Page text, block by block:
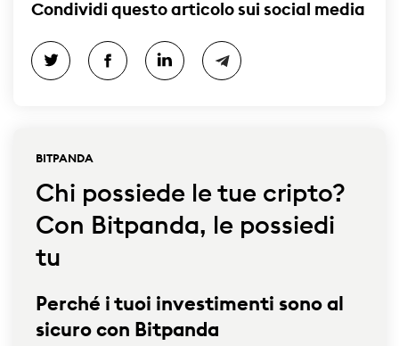
Condividi questo articolo sui social media
BITPANDA
Chi possiede le tue cripto?
Con Bitpanda, le possiedi
tu
Perché i tuoi investimenti sono al
sicuro con Bitpanda